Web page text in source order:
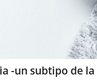
-un subtipo de la